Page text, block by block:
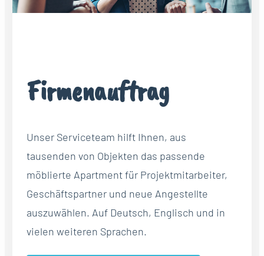
Firmenauftrag
Unser Serviceteam hilft Ihnen, aus
tausenden von Objekten das passende
möblierte Apartment für Projektmitarbeiter,
Geschäftspartner und neue Angestellte
auszuwählen. Auf Deutsch, Englisch und in
vielen weiteren Sprachen.